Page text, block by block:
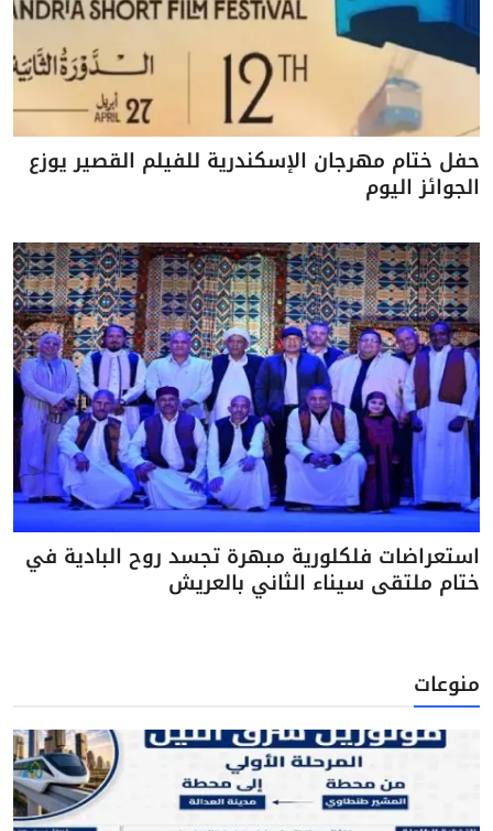
حفل ختام مهرجان الإسكندرية للفيلم القصير يوزع
الجوائز اليوم
استعراضات فلكلورية مبهرة تجسد روح البادية في
ختام ملتقى سيناء الثاني بالعريش
منوعات